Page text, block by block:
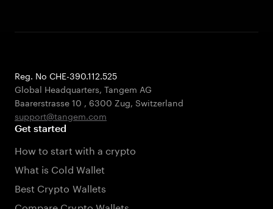
Reg. No CHE-390.112.525
Global Headquarters, Tangem AG
Baarerstrasse 10 , 6300 Zug, Switzerland
support@tangem.com
Get started
How to start with a crypto
What is Cold Wallet
Best Crypto Wallets